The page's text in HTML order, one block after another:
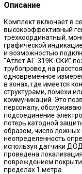
Описание
Комплект включает в
высокоэффективный
трехкоординатный,
графической
и возможностью
"Атлет АГ-319К-СКИ"
трубопровод на
одновременное
в зонах, где имеется
структурами, помехи
коммуникаций. Это
персоналу,
подсоединение
потерь катодной
образом, число ложных
неопределенность
используя датчики
проведена
повреждением
пределах 1 метра.